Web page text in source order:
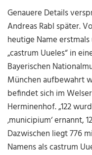
Genauere Details
Andreas Rabl später.
heutige Name
„castrum Uueles“ in
Bayerischen
München aufbewahrt
befindet sich im
Herminenhof. „122
‚municipium‘ ernannt,
Dazwischen liegt 776
Namens als castrum